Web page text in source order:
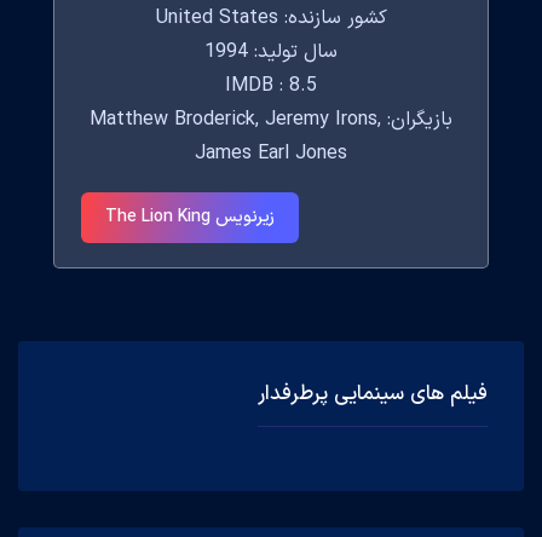
فیلم های سینمایی پرطرفدار
کشور سازنده: United States
سال تولید: 1994
IMDB : 8.5
بازیگران: Matthew Broderick, Jeremy Irons,
James Earl Jones
زیرنویس The Lion King